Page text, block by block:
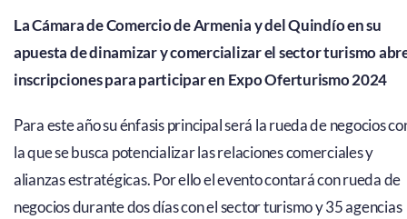
La Cámara de Comercio de Armenia y del Quindío en su
apuesta de dinamizar y comercializar el sector turismo
inscripciones para participar en Expo Oferturismo 2024
Para este año su énfasis principal será la rueda de negocios
la que se busca potencializar las relaciones comerciales y
alianzas estratégicas. Por ello el evento contará con rueda de
negocios durante dos días con el sector turismo y 35 agencias